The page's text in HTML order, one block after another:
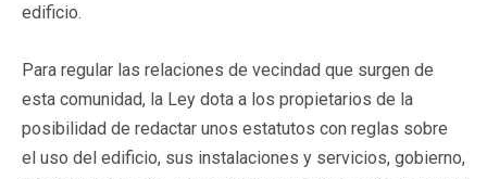
edificio.
Para regular las relaciones de vecindad que surgen de
esta comunidad, la Ley dota a los propietarios de la
posibilidad de redactar unos estatutos con reglas sobre
el uso del edificio, sus instalaciones y servicios, gobierno,